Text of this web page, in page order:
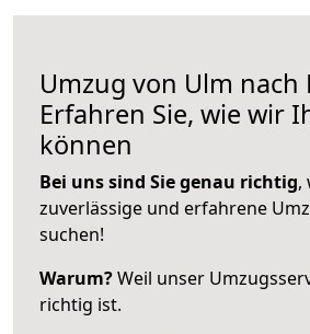
Umzug von Ulm nach
Erfahren Sie, wie wir
können
Bei uns sind Sie genau richtig,
zuverlässige und erfahrene
suchen!
Warum?Weil unser
richtig ist.